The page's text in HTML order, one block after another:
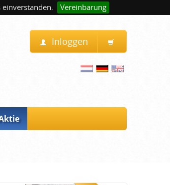
einverstanden. Vereinbarung
Inloggen